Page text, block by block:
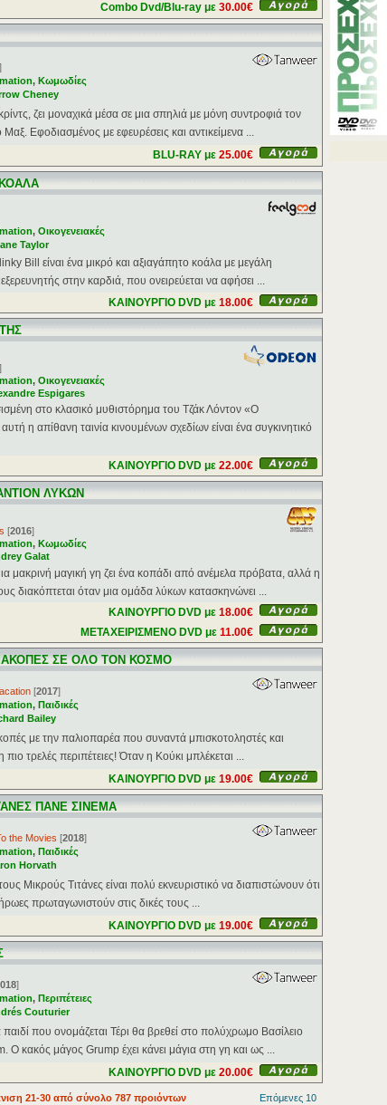
Combo Dvd/Blu-ray με 30.00€
]
, Κωμωδίες
Cheney
ζει μοναχικά μέσα σε μια σπηλιά με μόνη συντροφιά τον
Εφοδιασμένος με εφευρέσεις και αντικείμενα ...
BLU-RAY με 25.00€
, Οικογενειακές
Taylor
Bill είναι ένα μικρό και αξιαγάπητο κοάλα με μεγάλη
στην καρδιά, που ονειρεύεται να αφήσει ...
ΚΑΙΝΟΥΡΓΙΟ DVD με 18.00€
]
, Οικογενειακές
Espigares
στο κλασικό μυθιστόρημα του Τζάκ Λόντον «Ο
η απίθανη ταινία κινουμένων σχεδίων είναι ένα συγκινητικό
ΚΑΙΝΟΥΡΓΙΟ DVD με 22.00€
ΛΥΚΩΝ
[2016]
, Κωμωδίες
Galat
μακρινή μαγική γη ζει ένα κοπάδι από ανέμελα πρόβατα, αλλά η
διακόπτεται όταν μια ομάδα λύκων κατασκηνώνει ...
ΚΑΙΝΟΥΡΓΙΟ DVD με 18.00€
ΜΕΤΑΧΕΙΡΙΣΜΕΝΟ DVD με 11.00€
ΣΕ ΟΛΟ ΤΟΝ ΚΟΣΜΟ
[2017]
, Παιδικές
Bailey
με την παλιοπαρέα που συναντά μπισκοτοληστές και
πιο τρελές περιπέτειες! Όταν η Κούκι μπλέκεται ...
ΚΑΙΝΟΥΡΓΙΟ DVD με 19.00€
ΠΑΝΕ ΣΙΝΕΜΑ
the Movies [2018]
, Παιδικές
Horvath
Μικρούς Τιτάνες είναι πολύ εκνευριστικό να διαπιστώνουν ότι
πρωταγωνιστούν στις δικές τους ...
ΚΑΙΝΟΥΡΓΙΟ DVD με 19.00€
]
, Περιπέτειες
Couturier
που ονομάζεται Τέρι θα βρεθεί στο πολύχρωμο Βασίλειο
Ο κακός μάγος Grump έχει κάνει μάγια στη γη και ως ...
ΚΑΙΝΟΥΡΓΙΟ DVD με 20.00€
21-30 από σύνολο 787 προιόντων Επόμενες 10